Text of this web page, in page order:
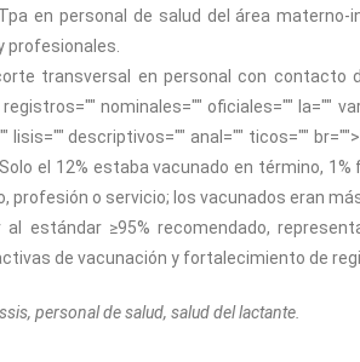
en personal de salud del área materno-
profesionales.
transversal en personal con contacto
nominales="" oficiales="" la=""
lisis="" descriptivos="" anal="" ticos="" br="">
el 12% estaba vacunado en término, 1%
o servicio; los vacunados eran
estándar ≥95% recomendado,
de vacunación y fortalecimiento de
personal de salud, salud del lactante.